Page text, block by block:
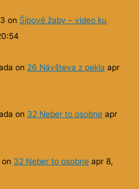
on Šípové žaby – video ku
on 26 Návšteva z pekla apr
on 32 Neber to osobne apr
on 32 Neber to osobne apr 8,